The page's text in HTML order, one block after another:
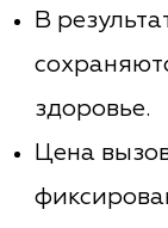
В
здоровье.
Цена